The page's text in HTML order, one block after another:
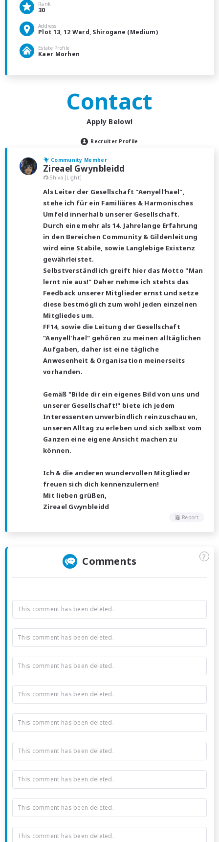
Rank
30
Address
Plot 13, 12 Ward, Shirogane (Medium)
Estate Profile
Kaer Morhen
Contact
Apply Below!
Recruiter Profile
Community Member
Zireael Gwynbleidd
Shiva [Light]
Als Leiter der Gesellschaft "Aenyell'hael",
stehe ich für ein Familiäres & Harmonisches
Umfeld innerhalb unserer Gesellschaft.
Durch eine mehr als 14. Jahrelange Erfahrung
in den Bereichen Community & Gildenleitung
wird eine Stabile, sowie Langlebige Existenz
gewährleistet.
Selbstverständlich greift hier das Motto "Man
lernt nie aus!" Daher nehme ich stehts das
Feedback unserer Mitglieder ernst und setze
diese bestmöglich zum wohl jeden einzelnen
Mitgliedes um.
FF14, sowie die Leitung der Gesellschaft
"Aenyell'hael" gehören zu meinen alltäglichen
Aufgaben, daher ist eine tägliche
Anwesenheit & Organisation meinerseits
vorhanden.
Gemäß "Bilde dir ein eigenes Bild von uns und
unserer Gesellschaft!" biete ich jedem
Interessenten unverbindlich reinzuschauen,
unseren Alltag zu erleben und sich selbst vom
Ganzen eine eigene Ansicht machen zu
können.
Ich & die anderen wundervollen Mitglieder
freuen sich dich kennenzulernen!
Mit lieben grüßen,
Zireael Gwynbleidd
Report
Comments ?
This comment has been deleted.
This comment has been deleted.
This comment has been deleted.
This comment has been deleted.
This comment has been deleted.
This comment has been deleted.
This comment has been deleted.
This comment has been deleted.
This comment has been deleted.